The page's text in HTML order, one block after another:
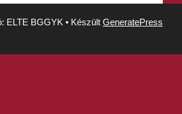
ELTE BGGYK • Készült GeneratePress